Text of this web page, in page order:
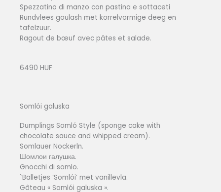
Spezzatino di manzo con pastina e sottaceti
Rundvlees goulash met korrelvormige deeg en
tafelzuur.
Ragout de bœuf avec pâtes et salade.
6490 HUF
Somlói galuska
Dumplings Somló Style (sponge cake with
chocolate sauce and whipped cream).
Somlauer Nockerln.
Шомлои галушка.
Gnocchi di somlo.
`Balletjes ‘Somlói’ met vanillevla.
Gâteau « Somlói galuska ».